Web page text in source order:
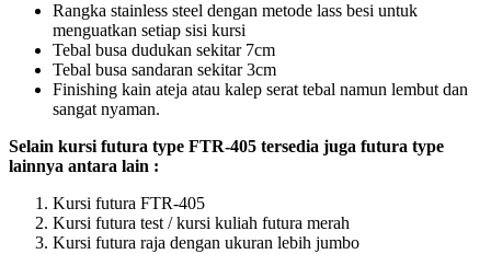
Rangka stainless steel dengan metode lass besi untuk
menguatkan setiap sisi kursi
Tebal busa dudukan sekitar 7cm
Tebal busa sandaran sekitar 3cm
Finishing kain ateja atau kalep serat tebal namun lembut dan
sangat nyaman.
Selain kursi futura type FTR-405 tersedia juga futura type
lainnya antara lain :
Kursi futura FTR-405
Kursi futura test / kursi kuliah futura merah
Kursi futura raja dengan ukuran lebih jumbo